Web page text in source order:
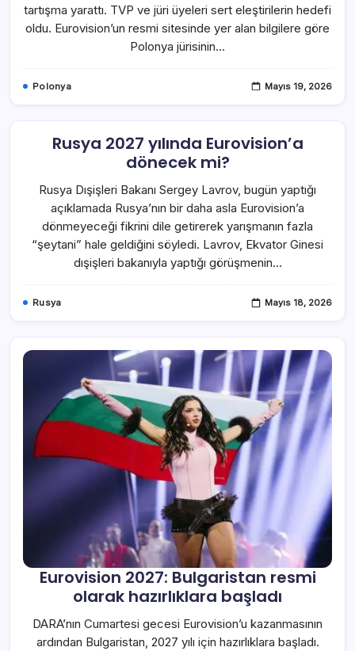
tartışma yarattı. TVP ve jüri üyeleri sert eleştirilerin hedefi
oldu. Eurovision’un resmi sitesinde yer alan bilgilere göre
Polonya jürisinin…
Polonya Mayıs 19, 2026
Rusya 2027 yılında Eurovision’a
dönecek mi?
Rusya Dışişleri Bakanı Sergey Lavrov, bugün yaptığı
açıklamada Rusya’nın bir daha asla Eurovision’a
dönmeyeceği fikrini dile getirerek yarışmanın fazla
“şeytani” hale geldiğini söyledi. Lavrov, Ekvator Ginesi
dışişleri bakanıyla yaptığı görüşmenin…
Rusya Mayıs 18, 2026
Eurovision 2027: Bulgaristan resmi
olarak hazırlıklara başladı
DARA’nın Cumartesi gecesi Eurovision’u kazanmasının
ardından Bulgaristan, 2027 yılı için hazırlıklara başladı.